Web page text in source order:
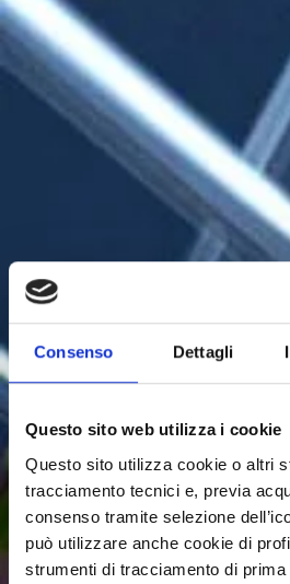
Consenso Dettagli
Questo sito web utilizza i cookie
Questo sito utilizza cookie o altri
tracciamento tecnici e, previa
consenso tramite selezione
può utilizzare anche cookie di
strumenti di tracciamento di